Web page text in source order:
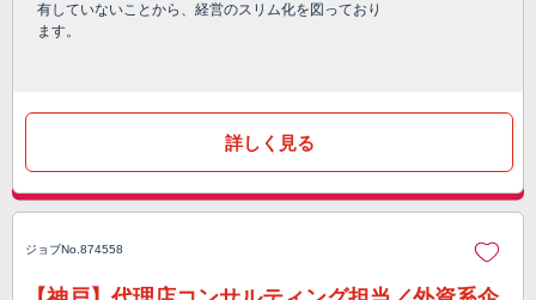
有していないことから、経営のスリム化を図っており
ます。
詳しく見る
ジョブNo.874558